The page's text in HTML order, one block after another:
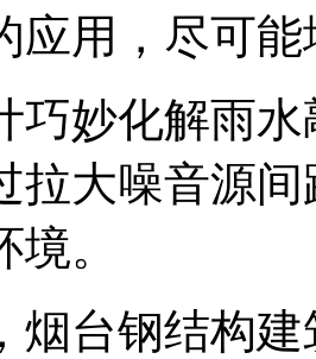
应用，尽可
巧妙化解雨
拉大噪音源
。
烟台钢结构